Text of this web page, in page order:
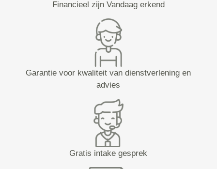
Financieel zijn Vandaag erkend
Garantie voor kwaliteit van dienstverlening en
advies
Gratis intake gesprek